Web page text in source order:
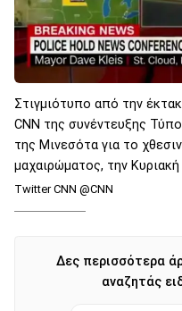
Στιγμιότυπο από την
CNN της συνέντευξης
της Μινεσότα για το
μαχαιρώματος, την
Twitter CNN ‏@CNN
Δες περισσότερα
αναζητάς